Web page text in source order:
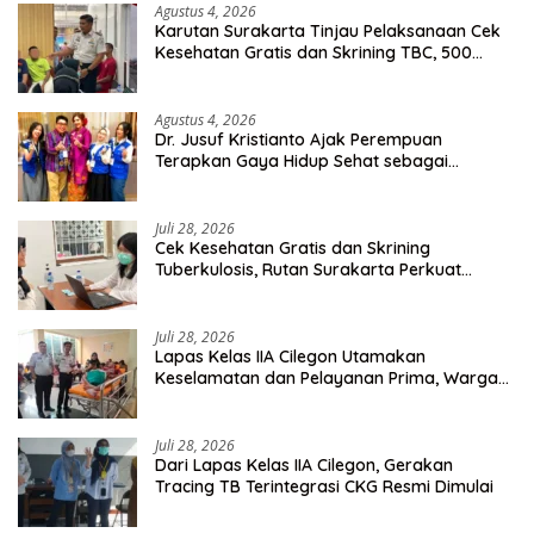
Agustus 4, 2026
Karutan Surakarta Tinjau Pelaksanaan Cek
Kesehatan Gratis dan Skrining TBC, 500
Agustus 4, 2026
Dr. Jusuf Kristianto Ajak Perempuan
Terapkan Gaya Hidup Sehat sebagai
Juli 28, 2026
Cek Kesehatan Gratis dan Skrining
Tuberkulosis, Rutan Surakarta Perkuat
Juli 28, 2026
Lapas Kelas IIA Cilegon Utamakan
Keselamatan dan Pelayanan Prima, Warga
Juli 28, 2026
Dari Lapas Kelas IIA Cilegon, Gerakan
Tracing TB Terintegrasi CKG Resmi Dimulai